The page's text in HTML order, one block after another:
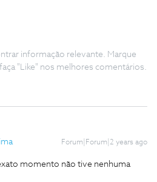
informação relevante. Marque
"Like" nos melhores comentários.
Forum|Forum|2 years ago
momento não tive nenhuma